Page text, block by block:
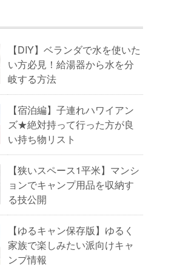
【DIY】ベランダで水を使いた
い方必見！給湯器から水を分
岐する方法
【宿泊編】子連れハワイアン
ズ★絶対持って行った方が良
い持ち物リスト
【狭いスペース1平米】マンシ
ョンでキャンプ用品を収納す
る技公開
【ゆるキャン保存版】ゆるく
家族で楽しみたい派向けキャ
ンプ情報